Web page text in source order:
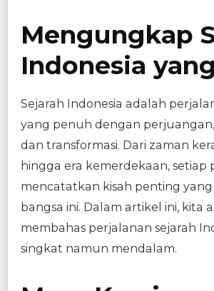
Mengungkap
Indonesia
Sejarah Indonesia adalah
yang penuh dengan
dan transformasi. Dari zaman
hingga era kemerdekaan, setiap
mencatatkan kisah penting
bangsa ini. Dalam artikel ini, kita
membahas perjalanan sejarah
singkat namun mendalam.